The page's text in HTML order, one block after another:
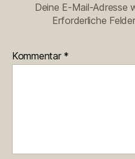
Deine E-Mail-Adresse
Erforderliche
Kommentar *